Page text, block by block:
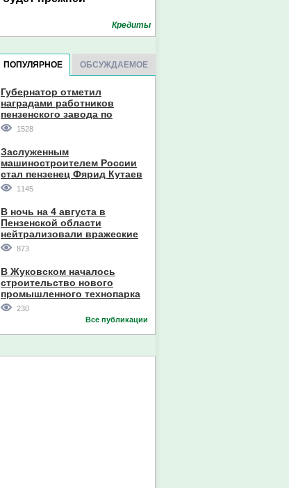
Кредиты
ПОПУЛЯРНОЕ ОБСУЖДАЕМОЕ
Губернатор отметил
наградами работников
пензенского завода по
производству станков
1528
Заслуженным
машиностроителем России
стал пензенец Фярид Кутаев
1145
В ночь на 4 августа в
Пензенской области
нейтрализовали вражеские
дроны
873
В Жуковском началось
строительство нового
промышленного технопарка
230
Все публикации